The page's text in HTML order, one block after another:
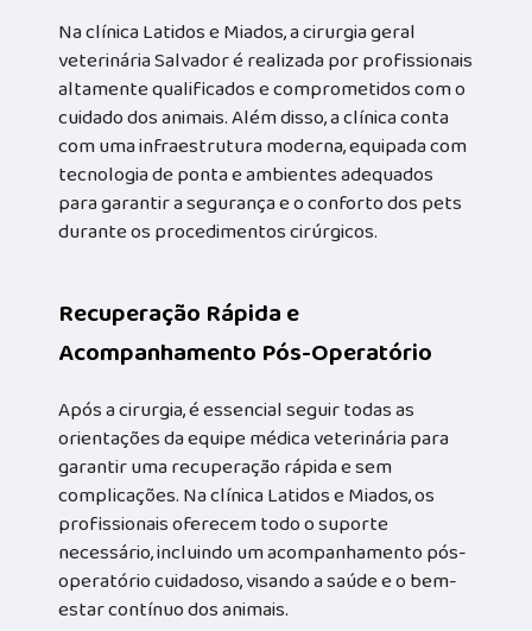
Na clínica Latidos e Miados, a cirurgia geral
veterinária Salvador é realizada por profissionais
altamente qualificados e comprometidos com o
cuidado dos animais. Além disso, a clínica conta
com uma infraestrutura moderna, equipada com
tecnologia de ponta e ambientes adequados
para garantir a segurança e o conforto dos pets
durante os procedimentos cirúrgicos.
Recuperação Rápida e
Acompanhamento Pós-Operatório
Após a cirurgia, é essencial seguir todas as
orientações da equipe médica veterinária para
garantir uma recuperação rápida e sem
complicações. Na clínica Latidos e Miados, os
profissionais oferecem todo o suporte
necessário, incluindo um acompanhamento pós-
operatório cuidadoso, visando a saúde e o bem-
estar contínuo dos animais.